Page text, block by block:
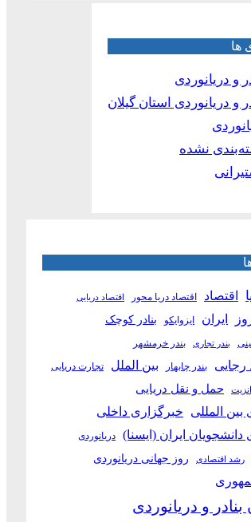
ها
و دریانوردی
و دریانوردی استان گیلان
نشده
اقتصاد اقتصاد دریا محور اقتصاد دریایی
ایران ایزوایکو بنادر کوچک
بندر تجاری بندر خرمشهر
رجایی بندر چابهار بین الملل تجارت دریایی
حمل و نقل دریایی
المللی خبرگزاری داخلی
ایران (ایسنا)
دریانوردی
رشد اقتصادی روز جهانی دریانوردی
و دریانوردی